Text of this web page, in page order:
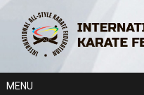
content
MENU